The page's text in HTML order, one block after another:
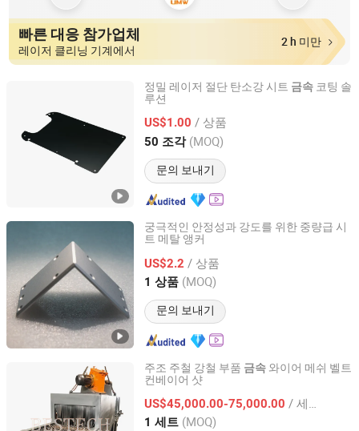
빠른 대응 참가업체
레이저 클리닝 기계에서
2 h 미만
정밀 레이저 절단 탄소강 시트 금속 코팅 솔
루션
US$1.00 / 상품
50 조각 (MOQ)
문의 보내기
Tri-Power Metal Manufactuing(Shenzheng)Co, . Ltd
Guangdong, China 이후 2025
궁극적인 안정성과 강도를 위한 중량급 시
트 메탈 앵커
US$2.2 / 상품
1 상품 (MOQ)
문의 보내기
Zhuhai Shengwo Machinery Technology Co., Ltd.
Guangdong, China 이후 2023
주조 주철 강철 부품 금속 와이어 메쉬 벨트
컨베이어 샷
US$45,000.00-75,000.00 / 세트
1 세트 (MOQ)
Qingdao Bestech Machinery Co., Ltd.
Shandong, China 이후 2015